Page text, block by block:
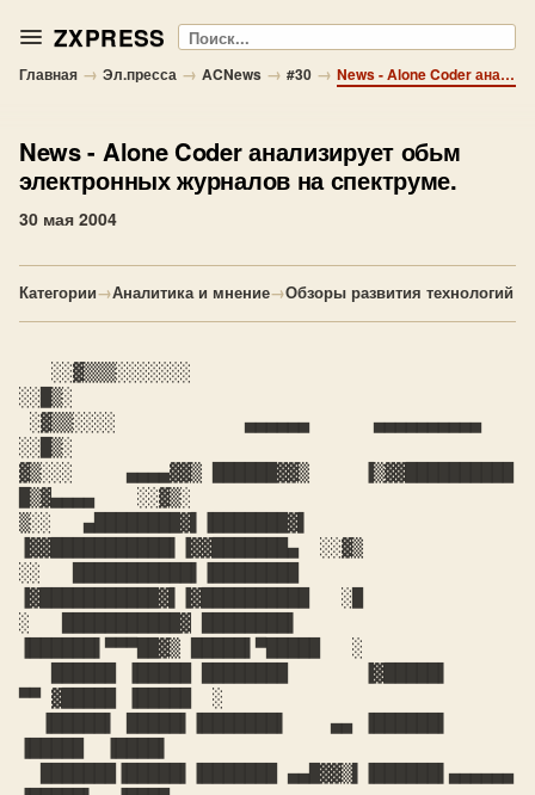
ZXPRESS Поиск
Главная → Эл.пресса → ACNews → #30 → News - Alone Coder анализирует обьм электронных журналов на спектруме.
News- Alone Coder анализирует обьм
электронных журналов на спектруме.
30 мая 2004
Категории→Аналитика и мнение→Обзоры развития технологий
░░█▒░
░░█▒░
▓▒░░░     ▄▄▄▄▓▓▒ ██████▓▓▒     ▐▒▓▓██████████
█▒▓▄▄▄▄    ░░▓▒░
▒░░   ▄████████▓▌▐███████▓▌
▐▓▓███████████▌▐▓▓███████▄  ░░▓▒
░░   ███████████▌▐████████
▐▓███████████▓▌▐▓██████████   ░█
░   ███████████▓ ████████▌
▐██████▌▀▀▀██▓▒ █████▌▀█████   ░
▀▀ ▓█████ ▐█████  ░